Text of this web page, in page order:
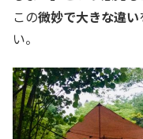
この微妙で大きな違い
い。